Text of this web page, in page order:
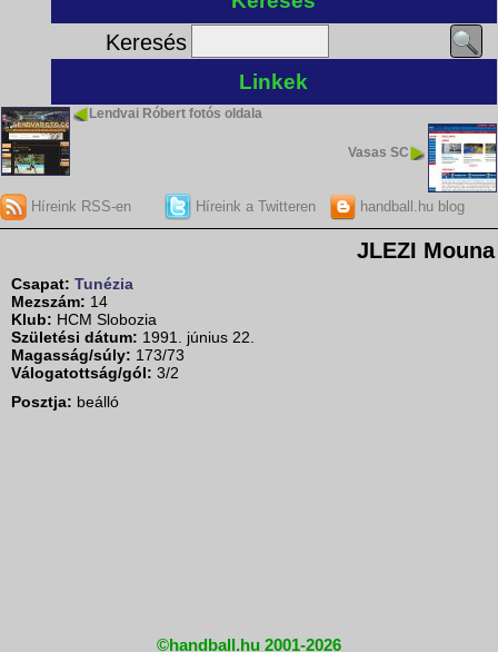
Keresés
Linkek
Lendvai Róbert fotós oldala
Vasas SC
Híreink RSS-en Híreink a Twitteren handball.hu blog
JLEZI Mouna
Csapat: Tunézia
Mezszám: 14
Klub: HCM Slobozia
Születési dátum: 1991. június 22.
Magasság/súly: 173/73
Válogatottság/gól: 3/2
Posztja: beálló
©handball.hu 2001-2026